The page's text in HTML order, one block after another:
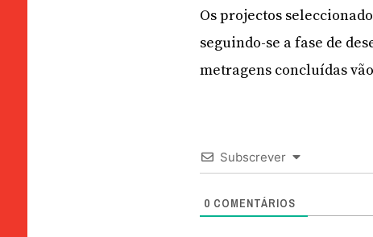
Os projectos
seguindo-se a fase de
metragens concluídas
Subscrever
0 COMENTÁRIOS